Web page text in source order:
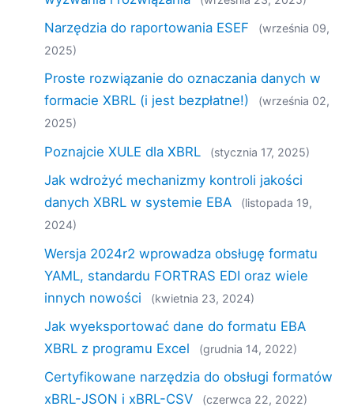
Narzędzia do raportowania ESEF
(września 09,
2025)
Proste rozwiązanie do oznaczania danych w
formacie XBRL (i jest bezpłatne!)
(września 02,
2025)
Poznajcie XULE dla XBRL (stycznia 17, 2025)
Jak wdrożyć mechanizmy kontroli jakości
danych XBRL w systemie EBA
(listopada 19,
2024)
Wersja 2024r2 wprowadza obsługę formatu
YAML, standardu FORTRAS EDI oraz wiele
innych nowości
(kwietnia 23, 2024)
Jak wyeksportować dane do formatu EBA
XBRL z programu Excel
(grudnia 14, 2022)
Certyfikowane narzędzia do obsługi formatów
xBRL-JSON i xBRL-CSV
(czerwca 22, 2022)